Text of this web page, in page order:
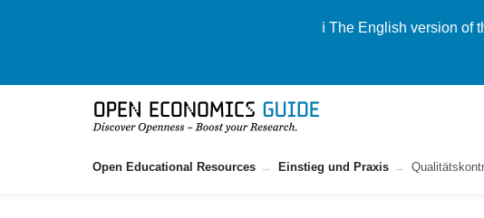
ℹ️ The English version of
Open Educational Resources Einstieg und Praxis